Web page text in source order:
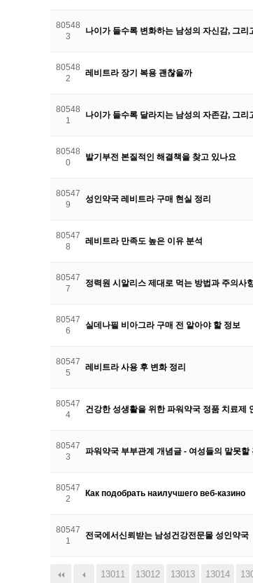
80548
3
나이가 들수록 변화하는 남성의 자신감, 그리
80548
2
레비트라 장기 복용 괜찮을까
80548
1
나이가 들수록 달라지는 남성의 자존감, 그리
80548
0
발기부전 본질적인 해결책을 찾고 있나요
80547
9
성인약국 레비트라 구매 현실 정리
80547
8
레비트라 만족도 높은 이유 분석
80547
7
정력원 시알리스 제대로 먹는 방법과 주의사
80547
6
실데나필 비아그라 구매 전 알아야 할 정보
80547
5
레비트라 사용 후 변화 정리
80547
4
건강한 성생활을 위한 파워약국 정품 치료제
80547
3
파워약국 부부관계 개념글 - 여성들의 말못할
80547
2
Как подобрать наилучшего веб-казино
80547
1
전국에서신뢰받는 남성건강전문몰 성인약국
13011 13012 13013 13014
다음 맨끝